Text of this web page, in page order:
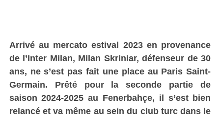
Arrivé au mercato estival 2023 en provenance
de l’Inter Milan, Milan Skriniar, défenseur de 30
ans, ne s’est pas fait une place au Paris Saint-
Germain. Prêté pour la seconde partie de
saison 2024-2025 au Fenerbahçe, il s’est bien
relancé et va même au sein du club turc dans le